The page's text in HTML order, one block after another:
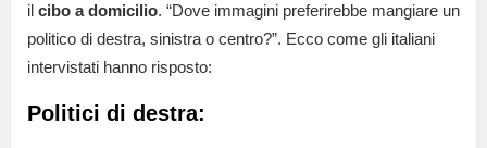
il cibo a domicilio. “Dove immagini preferirebbe mangiare un
politico di destra, sinistra o centro?”. Ecco come gli italiani
intervistati hanno risposto:
Politici di destra: